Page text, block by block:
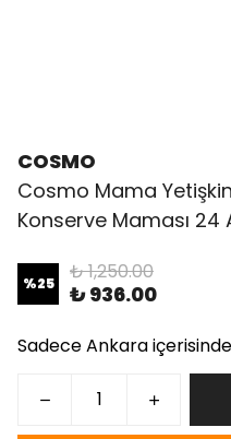
COSMO
Cosmo Mama
Konserve Maması 24
%25 ₺ 1,250.00
₺ 936.00
Sadece Ankara